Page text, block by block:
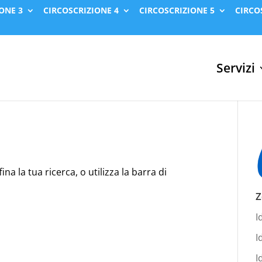
3 CIRCOSCRIZIONE 4 CIRCOSCRIZIONE 5
Servizi
la tua ricerca, o utilizza la barra di